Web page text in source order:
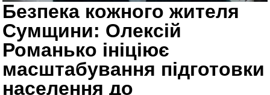
Безпека кожного жителя
Сумщини: Олексій
Романько ініціює
масштабування підготовки
населення до